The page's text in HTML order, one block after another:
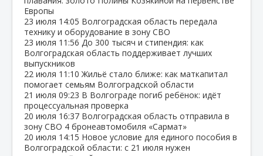
Европы
23 июля 14:05 Волгоградская область передала
технику и оборудование в зону СВО
23 июля 11:56 До 300 тысяч и стипендия: как
Волгоградская область поддерживает лучших
выпускников
22 июля 11:10 Жильё стало ближе: как маткапитал
помогает семьям Волгоградской области
21 июля 09:23 В Волгограде погиб ребёнок: идёт
процессуальная проверка
20 июля 16:37 Волгоградская область отправила в
зону СВО 4 бронеавтомобиля «Сармат»
20 июля 14:15 Новое условие для единого пособия в
Волгоградской области: с 21 июля нужен